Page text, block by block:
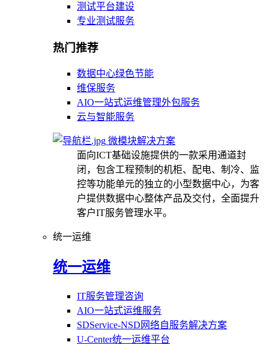
测试平台建设
专业测试服务
热门推荐
数据中心绿色节能
维保服务
AIO一站式运维管理外包服务
云与智能服务
微模块解决方案
面向ICT基础设施提供的一款采用通道封
闭，包含工程预制的机柜、配电、制冷、监
控等功能单元的独立的小型数据中心，为客
户提供数据中心整体产品及交付，全面提升
客户IT服务管理水平。
统一运维
统一运维
IT服务管理咨询
AIO一站式运维服务
SDService-NSD网络自服务解决方案
U-Center统一运维平台